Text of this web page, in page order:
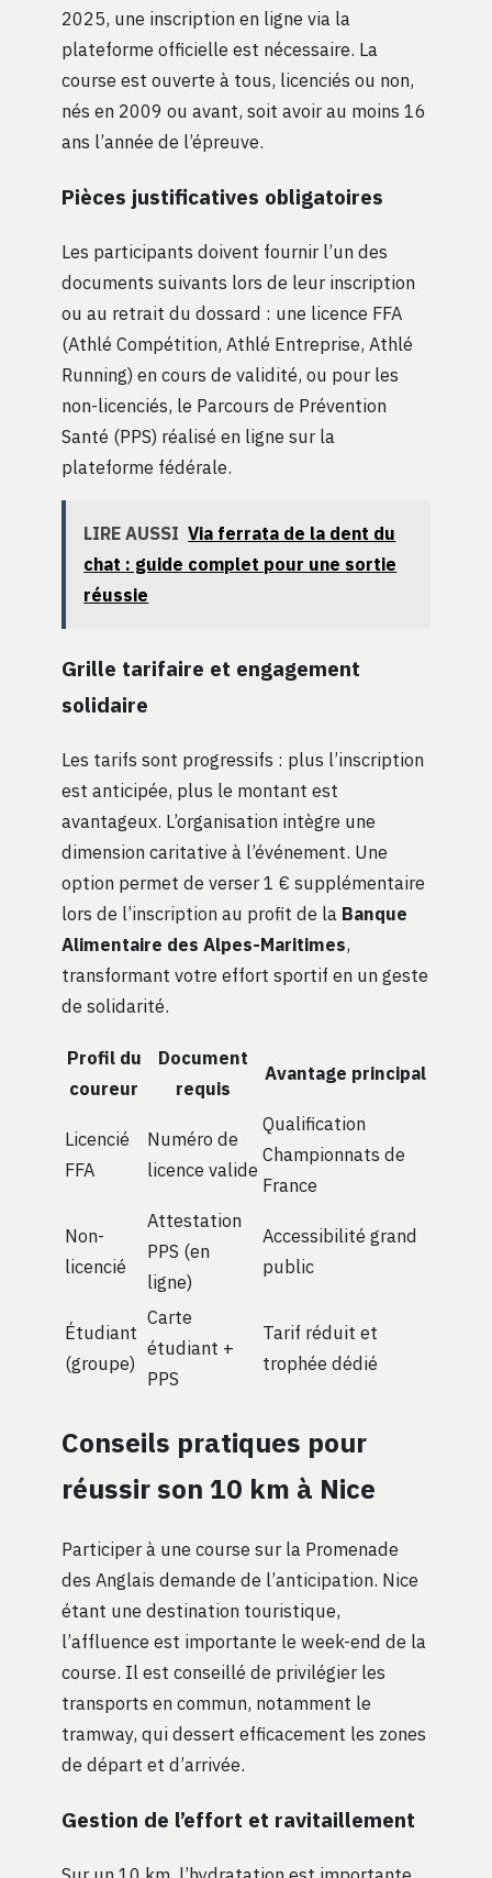
2025, une inscription en ligne via la
plateforme officielle est nécessaire. La
course est ouverte à tous, licenciés ou non,
nés en 2009 ou avant, soit avoir au moins 16
ans l’année de l’épreuve.
Pièces justificatives obligatoires
Les participants doivent fournir l’un des
documents suivants lors de leur inscription
ou au retrait du dossard : une licence FFA
(Athlé Compétition, Athlé Entreprise, Athlé
Running) en cours de validité, ou pour les
non-licenciés, le Parcours de Prévention
Santé (PPS) réalisé en ligne sur la
plateforme fédérale.
LIRE AUSSI Via ferrata de la dent du
chat : guide complet pour une sortie
réussie
Grille tarifaire et engagement
solidaire
Les tarifs sont progressifs : plus l’inscription
est anticipée, plus le montant est
avantageux. L’organisation intègre une
dimension caritative à l’événement. Une
option permet de verser 1 € supplémentaire
lors de l’inscription au profit de la Banque
Alimentaire des Alpes-Maritimes,
transformant votre effort sportif en un geste
de solidarité.
Profil du
coureur
Document
requis
Avantage principal
Licencié
FFA
Numéro de
licence valide
Qualification
Championnats de
France
Non-
licencié
Attestation
PPS (en
ligne)
Accessibilité grand
public
Étudiant
(groupe)
Carte
étudiant +
PPS
Tarif réduit et
trophée dédié
Conseils pratiques pour
réussir son 10 km à Nice
Participer à une course sur la Promenade
des Anglais demande de l’anticipation. Nice
étant une destination touristique,
l’affluence est importante le week-end de la
course. Il est conseillé de privilégier les
transports en commun, notamment le
tramway, qui dessert efficacement les zones
de départ et d’arrivée.
Gestion de l’effort et ravitaillement